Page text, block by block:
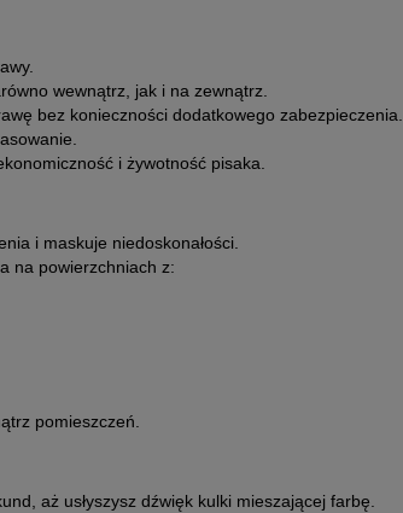
wewnątrz, jak i na zewnątrz.
bez konieczności dodatkowego zabezpieczenia.
i żywotność pisaka.
i maskuje niedoskonałości.
na powierzchniach z:
pomieszczeń.
aż usłyszysz dźwięk kulki mieszającej farbę.